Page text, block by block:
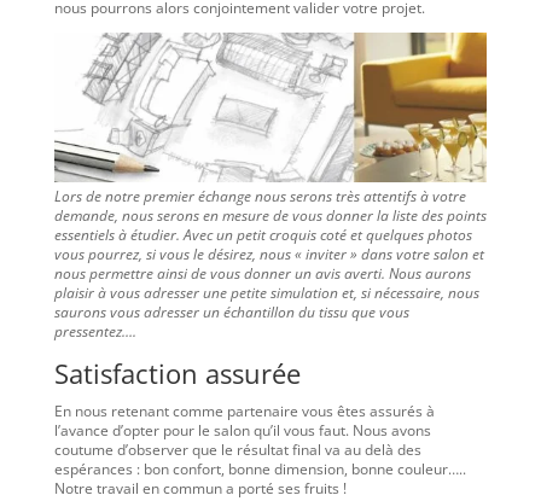
nous pourrons alors conjointement valider votre projet.
Lors de notre premier échange nous serons très attentifs à votre
demande, nous serons en mesure de vous donner la liste des points
essentiels à étudier. Avec un petit croquis coté et quelques photos
vous pourrez, si vous le désirez, nous « inviter » dans votre salon et
nous permettre ainsi de vous donner un avis averti. Nous aurons
plaisir à vous adresser une petite simulation et, si nécessaire, nous
saurons vous adresser un échantillon du tissu que vous
pressentez….
Satisfaction assurée
En nous retenant comme partenaire vous êtes assurés à
l’avance d’opter pour le salon qu’il vous faut. Nous avons
coutume d’observer que le résultat final va au delà des
espérances : bon confort, bonne dimension, bonne couleur…..
Notre travail en commun a porté ses fruits !